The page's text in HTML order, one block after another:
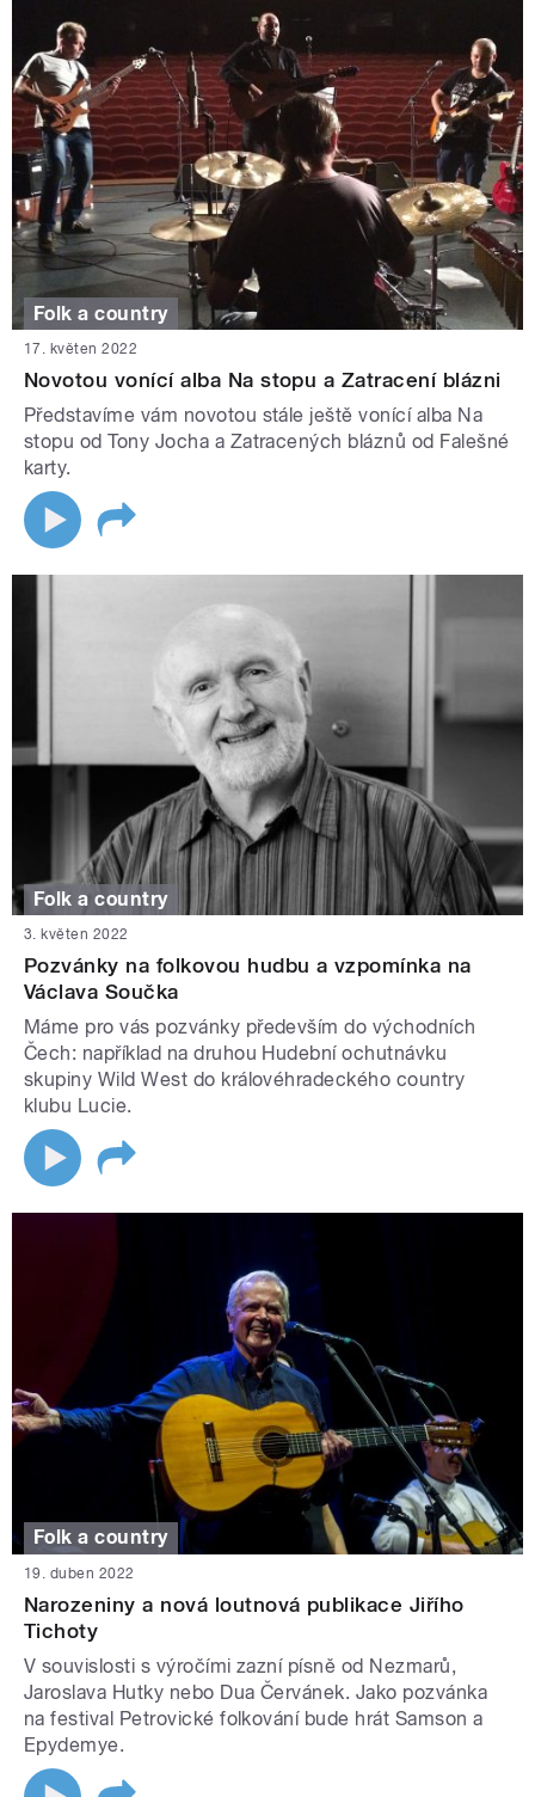
Folk a country
17. květen 2022
Novotou vonící alba Na stopu a Zatracení blázni
Představíme vám novotou stále ještě vonící alba Na
stopu od Tony Jocha a Zatracených bláznů od Falešné
karty.
Folk a country
3. květen 2022
Pozvánky na folkovou hudbu a vzpomínka na
Václava Součka
Máme pro vás pozvánky především do východních
Čech: například na druhou Hudební ochutnávku
skupiny Wild West do královéhradeckého country
klubu Lucie.
Folk a country
19. duben 2022
Narozeniny a nová loutnová publikace Jiřího
Tichoty
V souvislosti s výročími zazní písně od Nezmarů,
Jaroslava Hutky nebo Dua Červánek. Jako pozvánka
na festival Petrovické folkování bude hrát Samson a
Epydemye.